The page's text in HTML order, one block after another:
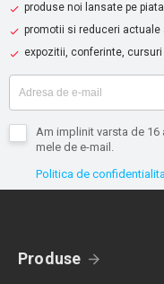
produse noi lansate pe
promotii si reduceri actuale
expozitii, conferinte, cursuri
Am implinit varsta de
mele de e-mail.
Politica de
Produse